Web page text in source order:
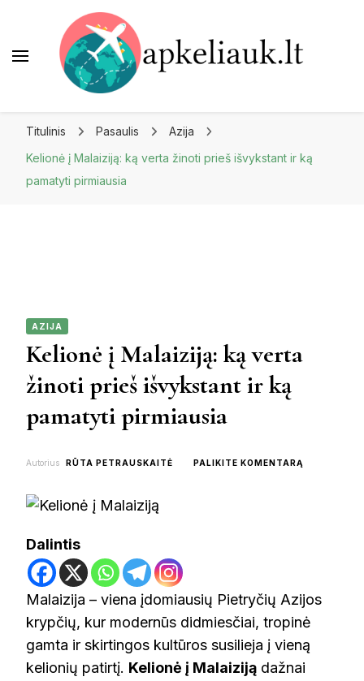
Titulinis Pasaulis
Azija
Kelionė į Malaiziją: ką verta žinoti prieš išvykstant ir ką
pamatyti pirmiausia
AZIJA
Kelionė į Malaiziją: ką verta
žinoti prieš išvykstant ir ką
pamatyti pirmiausia
Autorius RŪTA PETRAUSKAITĖ PALIKITE KOMENTARĄ
IR
KĄ
PAMATYTI
Dalintis
Malaizija – viena įdomiausių Pietryčių Azijos
krypčių, kur modernūs didmiesčiai, tropinė
gamta ir skirtingos kultūros susilieja į vieną
kelionių patirtį. Kelionė į Malaiziją dažnai